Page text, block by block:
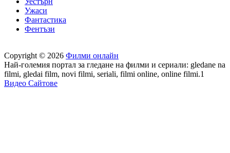
Ужаси
Фантастика
Фентъзи
Copyright © 2026 Филми онлайн
Най-големия портал за гледане на филми и сериали: gledane na
filmi, gledai film, novi filmi, seriali, filmi online, online filmi.1
Видео Сайтове